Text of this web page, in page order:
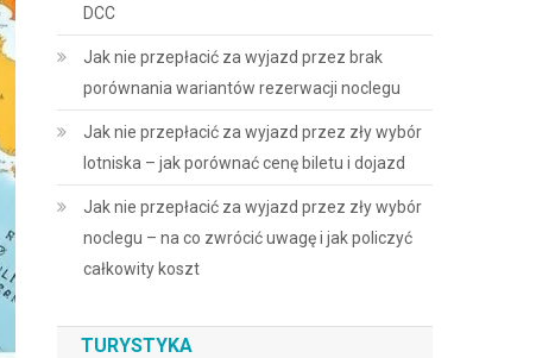
DCC
Jak nie przepłacić za wyjazd przez brak
porównania wariantów rezerwacji noclegu
Jak nie przepłacić za wyjazd przez zły wybór
lotniska – jak porównać cenę biletu i dojazd
Jak nie przepłacić za wyjazd przez zły wybór
noclegu – na co zwrócić uwagę i jak policzyć
całkowity koszt
TURYSTYKA